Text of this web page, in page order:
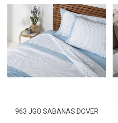
963 JGO SABANAS DOVER